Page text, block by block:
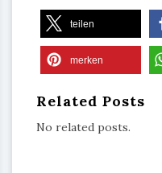
teilen
merken
Related Posts
No related posts.